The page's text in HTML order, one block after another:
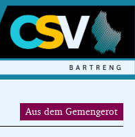
Aus dem Gemengerot